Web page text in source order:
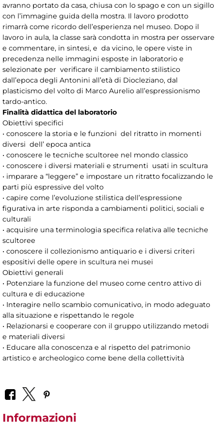
avranno portato da casa, chiusa con lo spago e con un sigillo
con l’immagine guida della mostra. Il lavoro prodotto
rimarrà come ricordo dell’esperienza nel museo. Dopo il
lavoro in aula, la classe sarà condotta in mostra per osservare
e commentare, in sintesi, e da vicino, le opere viste in
precedenza nelle immagini esposte in laboratorio e
selezionate per verificare il cambiamento stilistico
dall’epoca degli Antonini all’età di Diocleziano, dal
plasticismo del volto di Marco Aurelio all’espressionismo
tardo-antico.
Finalità didattica del laboratorio
Obiettivi specifici
• conoscere la storia e le funzioni del ritratto in momenti
diversi dell’ epoca antica
• conoscere le tecniche scultoree nel mondo classico
• conoscere i diversi materiali e strumenti usati in scultura
• imparare a “leggere” e impostare un ritratto focalizzando le
parti più espressive del volto
• capire come l’evoluzione stilistica dell’espressione
figurativa in arte risponda a cambiamenti politici, sociali e
culturali
• acquisire una terminologia specifica relativa alle tecniche
scultoree
• conoscere il collezionismo antiquario e i diversi criteri
espositivi delle opere in scultura nei musei
Obiettivi generali
• Potenziare la funzione del museo come centro attivo di
cultura e di educazione
• Interagire nello scambio comunicativo, in modo adeguato
alla situazione e rispettando le regole
• Relazionarsi e cooperare con il gruppo utilizzando metodi
e materiali diversi
• Educare alla conoscenza e al rispetto del patrimonio
artistico e archeologico come bene della collettività
Informazioni